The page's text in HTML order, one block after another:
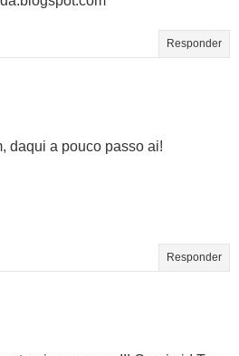
Responder
daqui a pouco passo ai!
Responder